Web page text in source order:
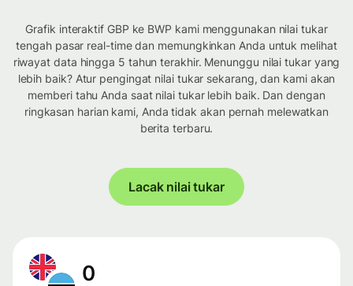
Grafik interaktif GBP ke BWP kami menggunakan nilai tukar
tengah pasar real-time dan memungkinkan Anda untuk melihat
riwayat data hingga 5 tahun terakhir. Menunggu nilai tukar yang
lebih baik? Atur pengingat nilai tukar sekarang, dan kami akan
memberi tahu Anda saat nilai tukar lebih baik. Dan dengan
ringkasan harian kami, Anda tidak akan pernah melewatkan
berita terbaru.
Lacak nilai tukar
0